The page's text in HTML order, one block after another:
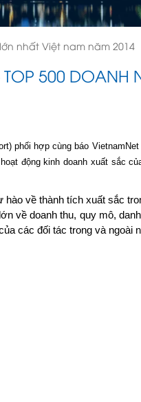
nhất Việt nam năm 2014
500 DOANH
phối hợp cùng báo
động kinh doanh xuất sắc
về thành tích xuất sắc
về doanh thu, quy mô,
các đối tác trong và ngoài